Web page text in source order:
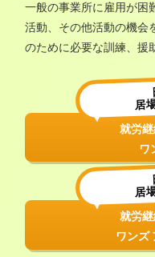
一般の事業所に雇用が困
活動、その他活動の機会
のために必要な訓練、援
居
就労
ワ
居
就労
ワンズ